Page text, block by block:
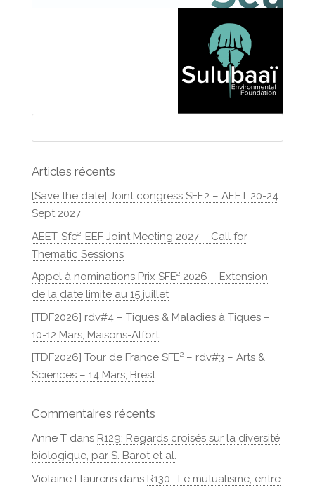
Articles récents
[Save the date] Joint congress SFE2 – AEET 20-24
Sept 2027
AEET-Sfe²-EEF Joint Meeting 2027 – Call for
Thematic Sessions
Appel à nominations Prix SFE² 2026 – Extension
de la date limite au 15 juillet
[TDF2026] rdv#4 – Tiques & Maladies à Tiques –
10-12 Mars, Maisons-Alfort
[TDF2026] Tour de France SFE² – rdv#3 – Arts &
Sciences – 14 Mars, Brest
Commentaires récents
Anne Tdans R129: Regards croisés sur la diversité
biologique, par S. Barot et al.
Violaine Llaurensdans R130 : Le mutualisme, entre